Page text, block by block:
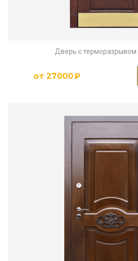
Дверь с терморазрывом
от 27000₽